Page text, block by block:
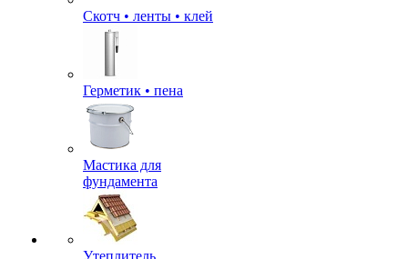
Скотч • ленты • клей
Герметик • пена
Мастика для
фундамента
Утеплитель